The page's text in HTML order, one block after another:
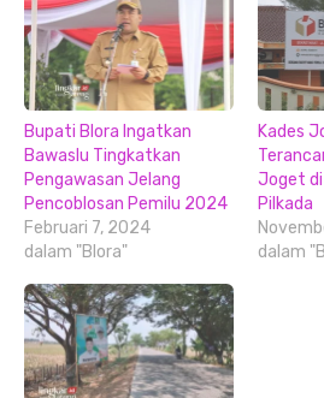
Bupati Blora Ingatkan
Bawaslu Tingkatkan
Pengawasan Jelang
Pencoblosan Pemilu 2024
Februari 7, 2024
dalam "Blora"
Kades
Joget di
Pilkada
dalam